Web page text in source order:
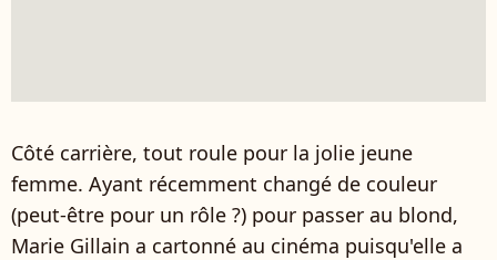
Côté carrière, tout roule pour la jolie jeune
femme. Ayant récemment changé de couleur
(peut-être pour un rôle ?) pour passer au blond,
Marie Gillain a cartonné au cinéma puisqu'elle a